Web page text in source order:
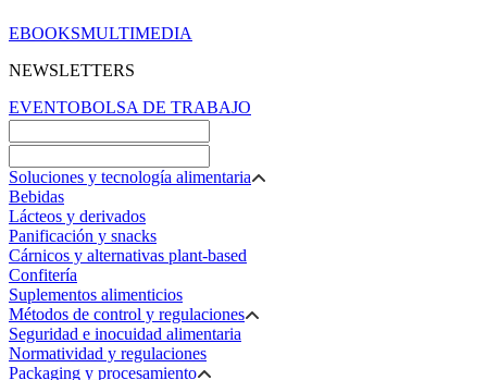
EBOOKSMULTIMEDIA
NEWSLETTERS
EVENTOBOLSA DE TRABAJO
Soluciones y tecnología alimentaria
Bebidas
Lácteos y derivados
Panificación y snacks
Cárnicos y alternativas plant-based
Confitería
Suplementos alimenticios
Métodos de control y regulaciones
Seguridad e inocuidad alimentaria
Normatividad y regulaciones
Packaging y procesamiento